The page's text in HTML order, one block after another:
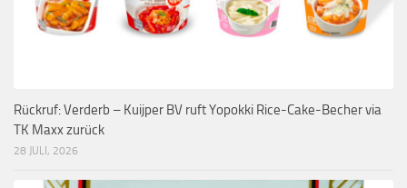
Rückruf: Verderb – Kuijper BV ruft Yopokki Rice-Cake-Becher via
TK Maxx zurück
28 JULI, 2026